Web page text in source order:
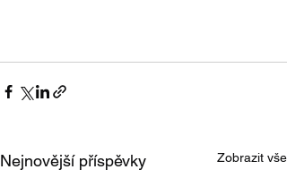
Nejnovější příspěvky Zobrazit vše